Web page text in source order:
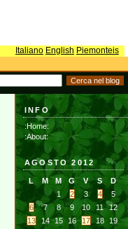
Italiano English Piemonteis
INFO
:Home:
:About:
AGOSTO 2012
L M M G V S
D
1
2 3 4
5
6
7 8 9 10 11
12
13
14 15 16 17 18
19